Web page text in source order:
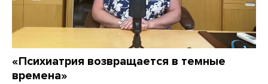
«Психиатрия возвращается в темные
времена»